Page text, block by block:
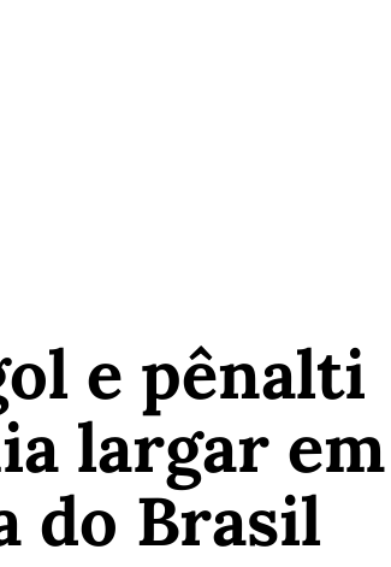
e pênalti
largar em
do Brasil